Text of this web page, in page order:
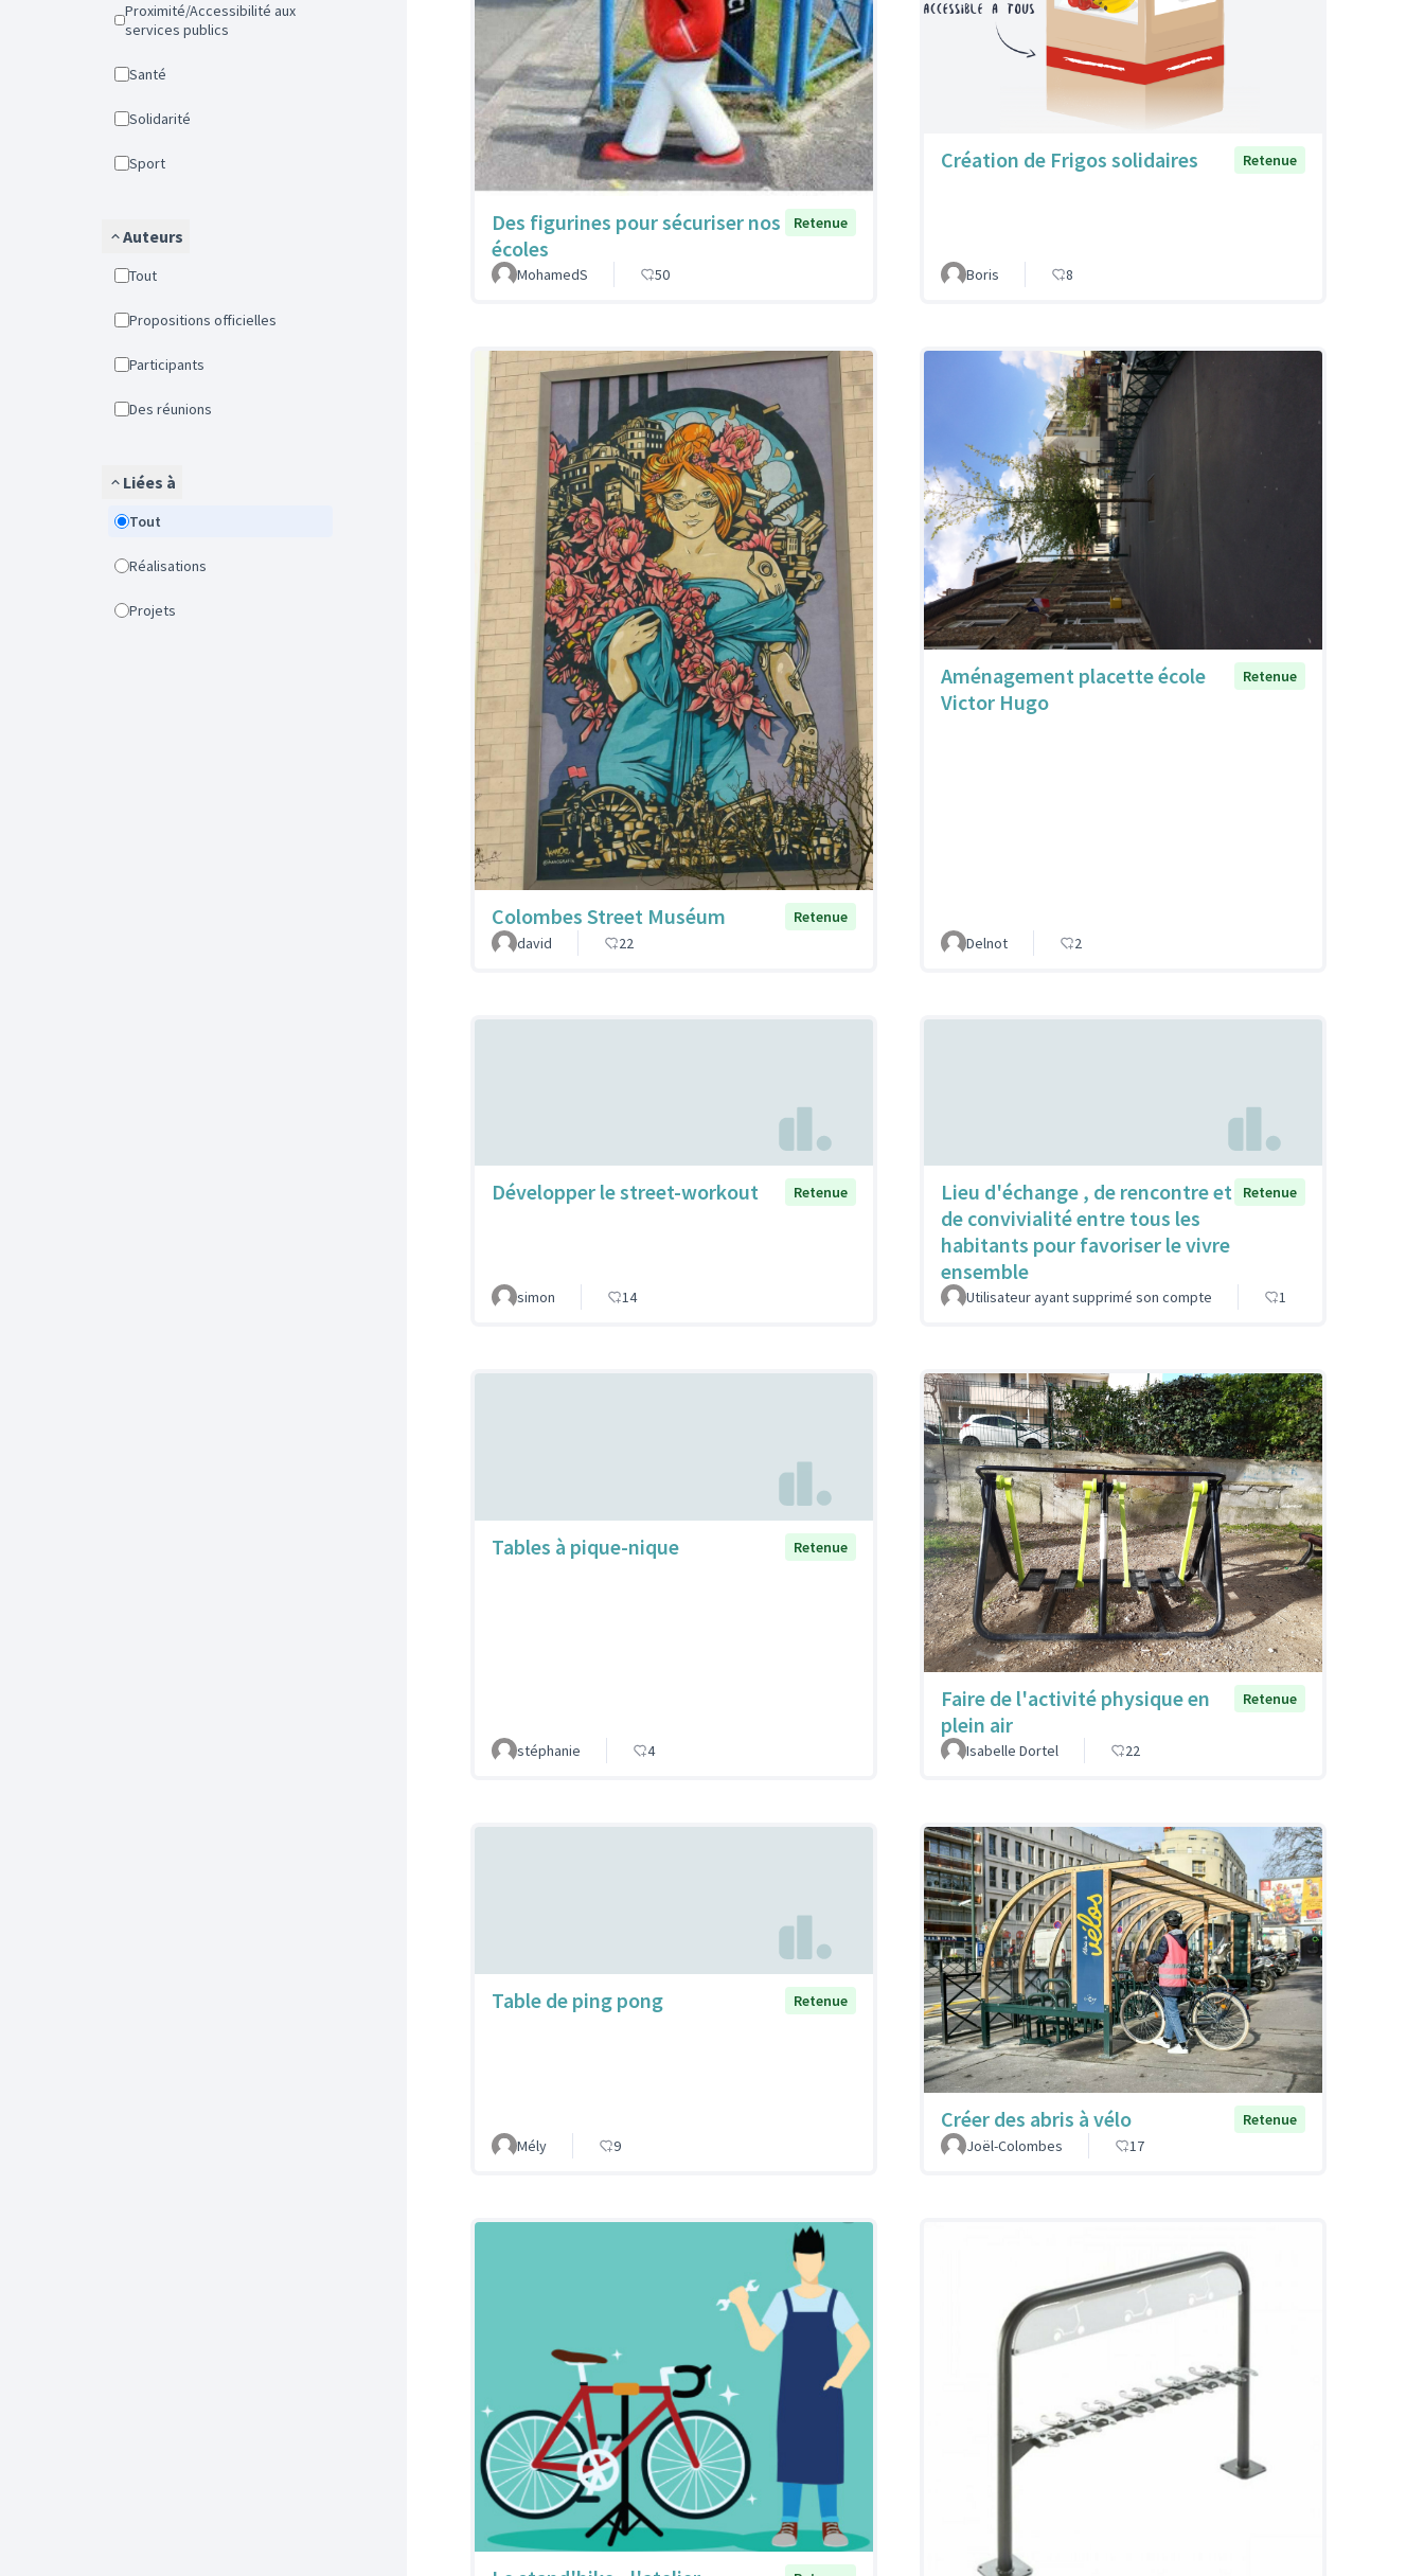
Proximité/Accessibilité aux
services publics
Santé
Solidarité
Sport
Auteurs
Tout
Propositions officielles
Participants
Des réunions
Liées à
Tout
Réalisations
Projets
Des figurines pour sécuriser nos
écoles
Retenue
MohamedS 50
Création de Frigos solidaires Retenue
Boris 8
Colombes Street Muséum
Retenue
david
22
Aménagement placette école
Victor Hugo
Retenue
Delnot 2
Développer le street-workout Retenue
simon 14
Lieu d'échange , de rencontre et
de convivialité entre tous les
habitants pour favoriser le vivre
ensemble
Retenue
Utilisateur ayant supprimé son compte 1
Tables à pique-nique Retenue
stéphanie 4
Faire de l'activité physique en
plein air
Retenue
Isabelle Dortel 22
Table de ping pong Retenue
Mély 9
Créer des abris à vélo
Retenue
Joël-Colombes
17